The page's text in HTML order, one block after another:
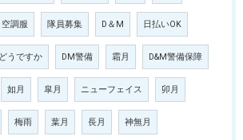
空調服 隊員募集 D＆M 日払いOK
うですか DM警備 霜月 D&M警備保障
如月 皐月 ニューフェイス 卯月
梅雨 葉月 長月 神無月